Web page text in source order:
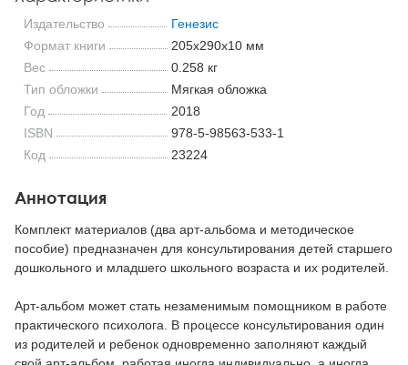
Издательство
Генезис
Формат книги
205x290x10 мм
Вес
0.258 кг
Тип обложки
Мягкая обложка
Год
2018
ISBN
978-5-98563-533-1
Код
23224
Аннотация
Комплект материалов (два арт-альбома и методическое
пособие) предназначен для консультирования детей старшего
дошкольного и младшего школьного возраста и их родителей.
Арт-альбом может стать незаменимым помощником в работе
практического психолога. В процессе консультирования один
из родителей и ребенок одновременно заполняют каждый